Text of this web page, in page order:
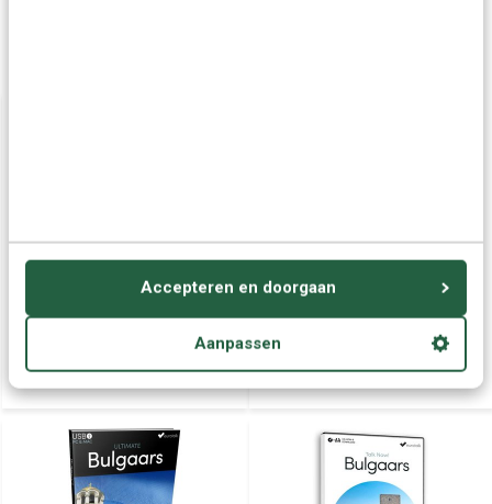
Accepteren en doorgaan
Aanpassen
Instant Bulgaars voor
Beginners - Taalcursus 2 in
1
€ 54,95€ 48,95
Bulgaars leren - ONLINE
Bulgaarse taal
€ 57,95€ 49,95